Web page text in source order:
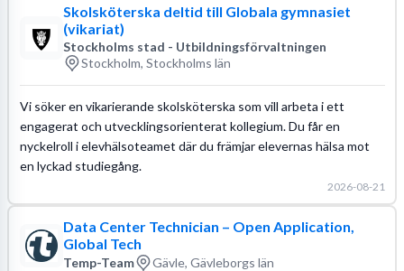
Skolsköterska deltid till Globala gymnasiet
(vikariat)
Stockholms stad - Utbildningsförvaltningen
Stockholm, Stockholms län
Vi söker en vikarierande skolsköterska som vill arbeta i ett
engagerat och utvecklingsorienterat kollegium. Du får en
nyckelroll i elevhälsoteamet där du främjar elevernas hälsa mot
en lyckad studiegång.
2026-08-21
Data Center Technician – Open Application,
Global Tech
Temp-Team Gävle, Gävleborgs län